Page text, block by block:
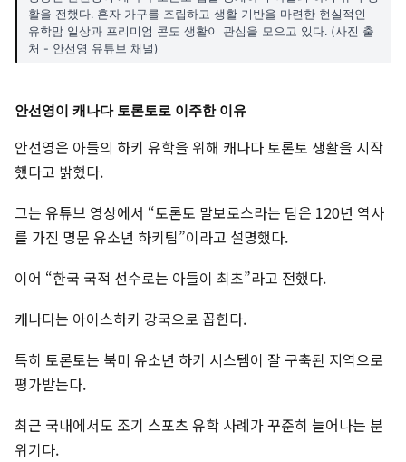
활을 전했다. 혼자 가구를 조립하고 생활 기반을 마련한 현실적인
유학맘 일상과 프리미엄 콘도 생활이 관심을 모으고 있다. (사진 출
처 - 안선영 유튜브 채널)
안선영이 캐나다 토론토로 이주한 이유
안선영은 아들의 하키 유학을 위해 캐나다 토론토 생활을 시작
했다고 밝혔다.
그는 유튜브 영상에서 “토론토 말보로스라는 팀은 120년 역사
를 가진 명문 유소년 하키팀”이라고 설명했다.
이어 “한국 국적 선수로는 아들이 최초”라고 전했다.
캐나다는 아이스하키 강국으로 꼽힌다.
특히 토론토는 북미 유소년 하키 시스템이 잘 구축된 지역으로
평가받는다.
최근 국내에서도 조기 스포츠 유학 사례가 꾸준히 늘어나는 분
위기다.